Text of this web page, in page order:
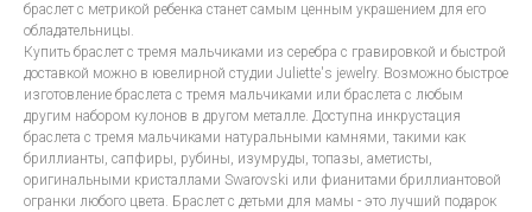
браслет с метрикой ребенка станет самым ценным украшением для его
обладательницы.
Купить браслет с тремя мальчиками из серебра с гравировкой и быстрой
доставкой можно в ювелирной студии Juliette's jewelry. Возможно быстрое
изготовление браслета с тремя мальчиками или браслета с любым
другим набором кулонов в другом металле. Доступна инкрустация
браслета с тремя мальчиками натуральными камнями, такими как
бриллианты, сапфиры, рубины, изумруды, топазы, аметисты,
оригинальными кристаллами Swarovski или фианитами бриллиантовой
огранки любого цвета. Браслет с детьми для мамы - это лучший подарок